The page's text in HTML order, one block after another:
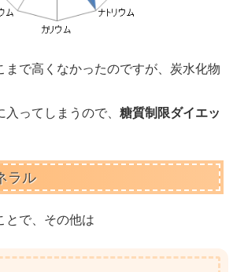
まで高くなかったのですが、炭水化物
ってしまうので、 糖質制限ダイエッ
ラル
とで、その他は